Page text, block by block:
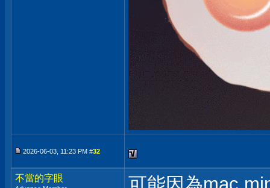
2026-06-03, 11:23 PM #32
不當的字眼
可能因為mac